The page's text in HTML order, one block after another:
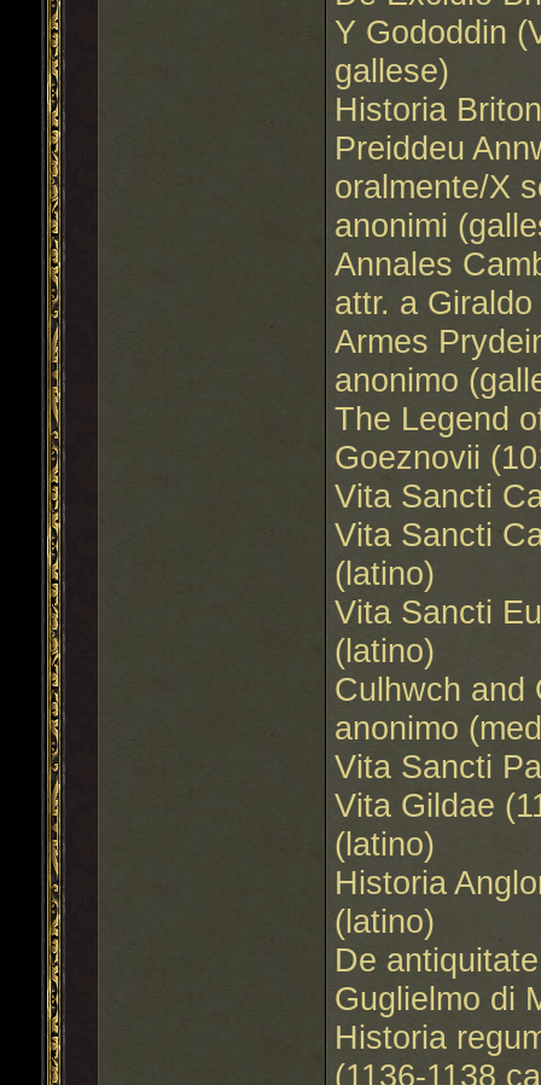
Y Gododdin
gallese)
Historia
Preiddeu
oralmente/X
anonimi
Annales
attr. a
Armes
anonimo
The Legend
Goeznovii
Vita Sancti
Vita Sancti
(latino)
Vita Sancti
(latino)
Culhwch and
anonimo
Vita Sancti
Vita Gildae
(latino)
Historia
(latino)
De
Guglielmo di
Historia
(1136-1138